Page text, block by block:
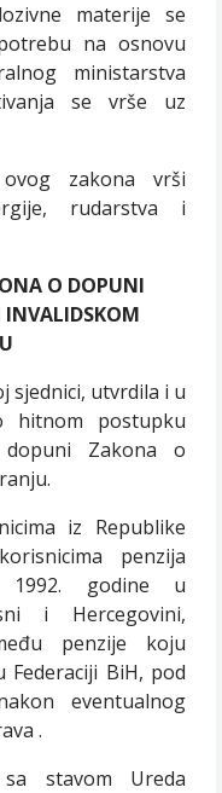
materije se
na osnovu
ministarstva
se vrše uz
zakona vrši
rudarstva i
O DOPUNI
INVALIDSKOM
sjednici, utvrdila i u
hitnom postupku
Zakona o
iz Republike
penzija
godine u
i Hercegovini,
penzije koju
BiH, pod
eventualnog
.
stavom Ureda